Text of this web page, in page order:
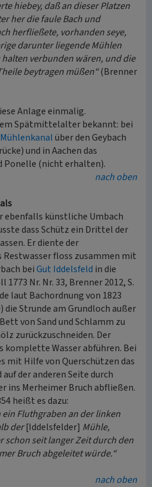
hiebey, daß an dieser Platzen
her die faule Bach und
herfließete, vorhanden seye,
darunter liegende Mühlen
verbunden wären, und die
beytragen müßen“(Brenner
Anlage einmalig.
Spätmittelalter bekannt: bei
über den Geybach
und in Aachen das
Ponelle (nicht erhalten).
nach oben
ebenfalls künstliche Umbach
dass Schütz ein Drittel der
Er diente der
Restwasser floss zusammen mit
beiGut Iddelsfeld in die
Nr. Nr. 33, Brenner 2012, S.
laut Bachordnung von 1823
die Strunde am Grundloch außer
von Sand und Schlamm zu
zurückzuschneiden. Der
komplette Wasser abführen. Bei
mit Hilfe von Querschützen das
der anderen Seite durch
ins Merheimer Bruch abfließen.
heißt es dazu:
ein Fluthgraben an der linken
der[Iddelsfelder] Mühle,
schon seit langer Zeit durch den
Bruch abgeleitet würde.“
nach oben